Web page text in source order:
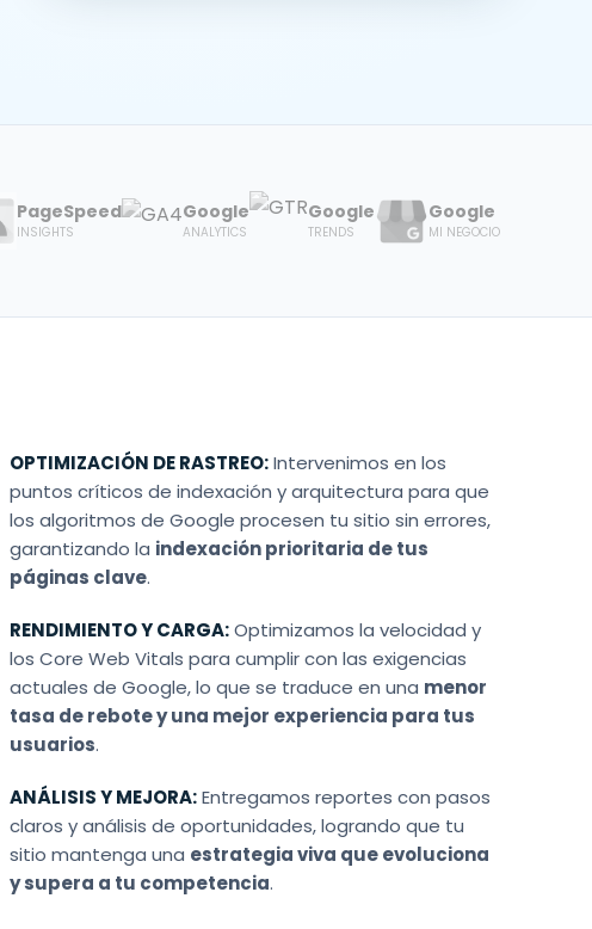
PageSpeed
INSIGHTS
Google
ANALYTICS
Google
TRENDS
Google
MI NEGOCIO
OPTIMIZACIÓN DE RASTREO:Intervenimos en los
puntos críticos de indexación y arquitectura para que
los algoritmos de Google procesen tu sitio sin errores,
garantizando la indexación prioritaria de tus
páginas clave.
RENDIMIENTO Y CARGA:Optimizamos la velocidad y
los Core Web Vitals para cumplir con las exigencias
actuales de Google, lo que se traduce en una menor
tasa de rebote y una mejor experiencia para tus
usuarios.
ANÁLISIS Y MEJORA:Entregamos reportes con pasos
claros y análisis de oportunidades, logrando que tu
sitio mantenga una estrategia viva que evoluciona
y supera a tu competencia.